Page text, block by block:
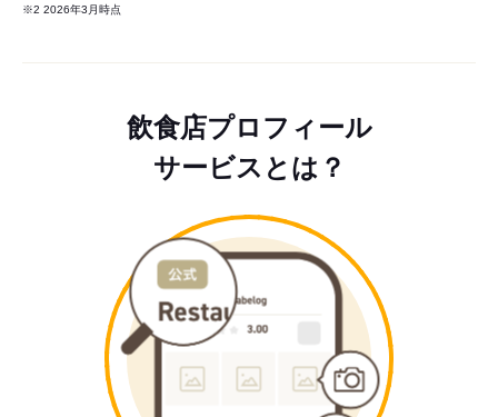
※2 2026年3月時点
飲食店プロフィール
サービスとは？